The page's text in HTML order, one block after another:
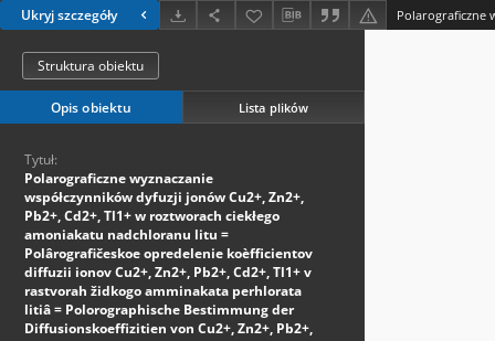
Ukryj szczegóły
Struktura obiektu
Opis obiektu Lista plików
Tytuł:
Polarograficzne wyznaczanie
współczynników dyfuzji jonów Cu2+, Zn2+,
Pb2+, Cd2+, Tl1+ w roztworach ciekłego
amoniakatu nadchloranu litu =
Polârografičeskoe opredelenie koèfficientov
diffuzii ionov Cu2+, Zn2+, Pb2+, Cd2+, Tl1+ v
rastvorah židkogo amminakata perhlorata
litiâ = Polorographische Bestimmung der
Diffusionskoeffizitien von Cu2+, Zn2+, Pb2+,